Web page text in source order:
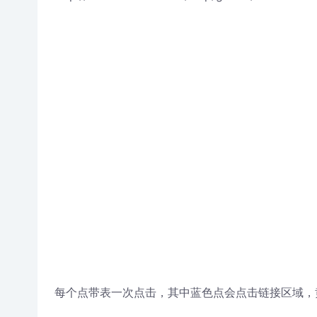
每个点带表一次点击，其中蓝色点会点击链接区域，